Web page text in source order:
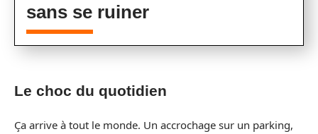
sans se ruiner
Le choc du quotidien
Ça arrive à tout le monde. Un accrochage sur un parking,